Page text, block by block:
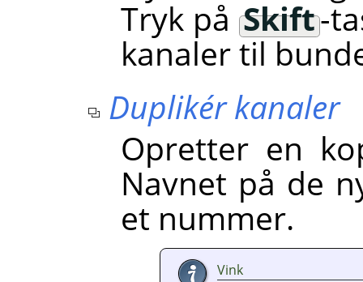
Tryk på Skift-
kanaler til
Duplikér kanaler
Opretter en
Navnet på de
et nummer.
Vink